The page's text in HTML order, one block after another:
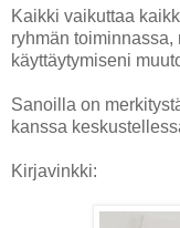
Kaikki vaikuttaa
ryhmän toiminnassa,
käyttäytymiseni
Sanoilla on
kanssa
Kirjavinkki: